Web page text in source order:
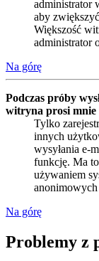
administrator
aby
Większość
administrator
Na górę
Podczas próby
witryna prosi mnie
Tylko
innych
wysyłania e-
funkcję. Ma
używaniem
Na górę
Problemy z